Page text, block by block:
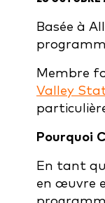
Basée à
Membre
Valley
Pourquoi
En tant
en œuvre